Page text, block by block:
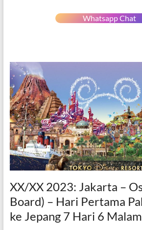
Whatsapp Chat
XX/XX 2023: Jakarta –
Board) – Hari Pertama
ke Jepang 7 Hari 6 Malam